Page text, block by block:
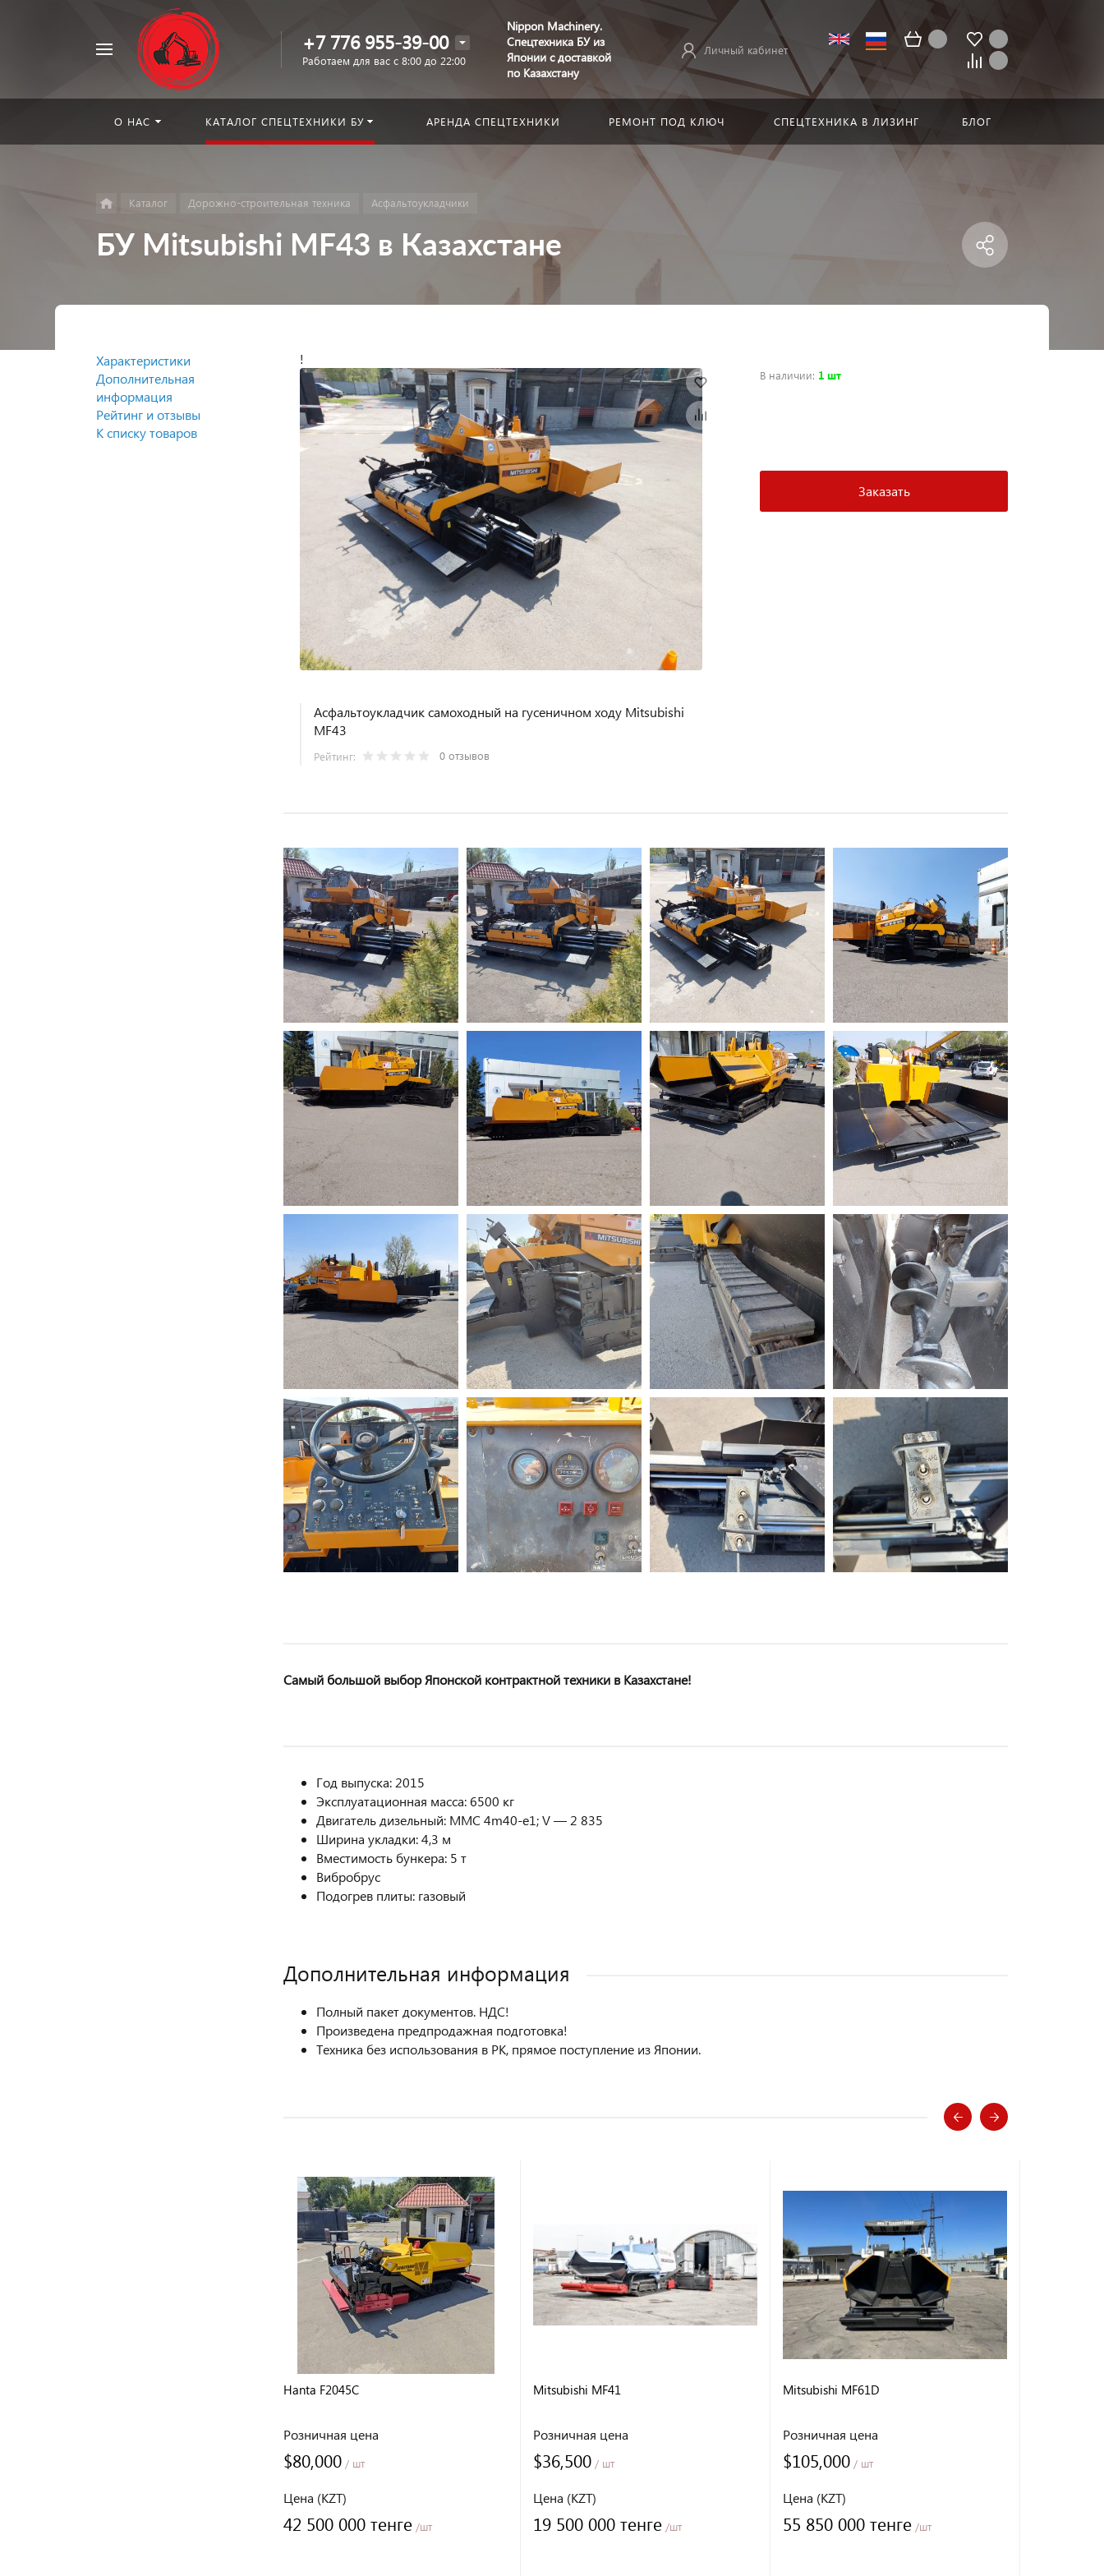
+7 776 955-39-00
Работаем для вас с 8:00 до 22:00
Nippon Machinery.
Спецтехника БУ из
Японии с доставкой
по Казахстану
Личный кабинет
О НАС КАТАЛОГ СПЕЦТЕХНИКИ БУ АРЕНДА СПЕЦТЕХНИКИ РЕМОНТ ПОД КЛЮЧ СПЕЦТЕХНИКА В ЛИЗИНГ БЛОГ
Каталог Дорожно-строительная техника Асфальтоукладчики
БУ Mitsubishi MF43 в Казахстане
Характеристики
Дополнительная
информация
Рейтинг и отзывы
К списку товаров
!
Асфальтоукладчик самоходный на гусеничном ходу Mitsubishi
MF43
Рейтинг: 0 отзывов
В наличии: 1 шт
Заказать
Самый большой выбор Японской контрактной техники в Казахстане!
Год выпуска: 2015
Эксплуатационная масса: 6500 кг
Двигатель дизельный: MMC 4m40-e1; V — 2 835
Ширина укладки: 4,3 м
Вместимость бункера: 5 т
Вибробрус
Подогрев плиты: газовый
Дополнительная информация
Полный пакет документов. НДС!
Произведена предпродажная подготовка!
Техника без использования в РК, прямое поступление из Японии.
Hanta F2045C
Розничная цена
$80,000 / шт
Цена (KZT)
42 500 000 тенге /шт
Mitsubishi MF41
Розничная цена
$36,500 / шт
Цена (KZT)
19 500 000 тенге /шт
Mitsubishi MF61D
Розничная цена
$105,000 / шт
Цена (KZT)
55 850 000 тенге /шт